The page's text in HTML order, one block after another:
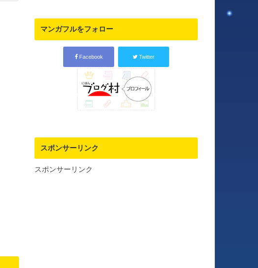
マンガフルをフォロー
Facebook Twitter
スポンサーリンク
スポンサーリンク